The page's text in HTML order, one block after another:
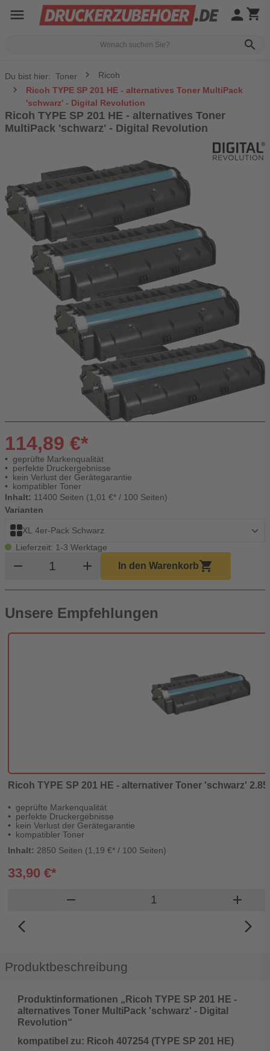
menu
search
person shopping_cart
Du bist hier: Toner
Ricoh
Ricoh TYPE SP 201 HE - alternatives Toner MultiPack
'schwarz' - Digital Revolution
Ricoh TYPE SP 201 HE - alternatives Toner
MultiPack 'schwarz' - Digital Revolution
114,89 €*
geprüfte Markenqualität
perfekte Druckergebnisse
kein Verlust der Gerätegarantie
kompatibler Toner
Inhalt: 11400 Seiten (1,01 €* / 100 Seiten)
Varianten
XL 4er-Pack Schwarz
Lieferzeit: 1-3 Werktage
remove Produkt Warenkorb Menge
add In den Warenkorbshopping_cart
Unsere Empfehlungen
Ricoh TYPE SP 201 HE - alternativer Toner 'schwarz'
geprüfte Markenqualität
perfekte Druckergebnisse
kein Verlust der Gerätegarantie
kompatibler Toner
Inhalt: 2850 Seiten (1,19 €* / 100 Seiten)
33,90 €*
remove Produkt Warenkorb
add
arrow_back_ios_new
arrow_forward_ios
Produktbeschreibung
Produktinformationen „Ricoh TYPE SP 201 HE -
alternatives Toner MultiPack 'schwarz' - Digital
Revolution“
kompatibel zu: Ricoh 407254 (TYPE SP 201 HE)